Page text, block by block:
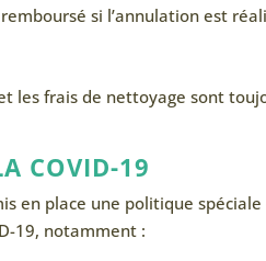
si l’annulation est
les frais de nettoyage sont
COVID-19
en place une politique
19, notamment :